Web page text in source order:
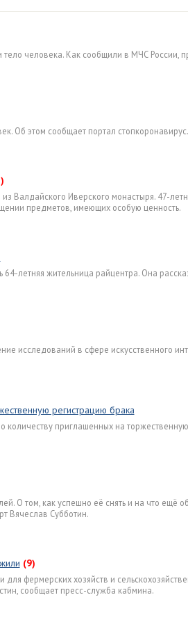
человека. Как сообщили в МЧС России,
Об этом сообщает портал
Валдайского Иверского монастыря. 47-
предметов, имеющих особую ценность.
летняя жительница райцентра. Она
исследований в сфере искусственного
регистрацию брака
количеству приглашенных на
О том, как успешно её снять и на что ещё
Вячеслав Субботин.
(9)
фермерских хозяйств и
сообщает пресс-служба кабмина.